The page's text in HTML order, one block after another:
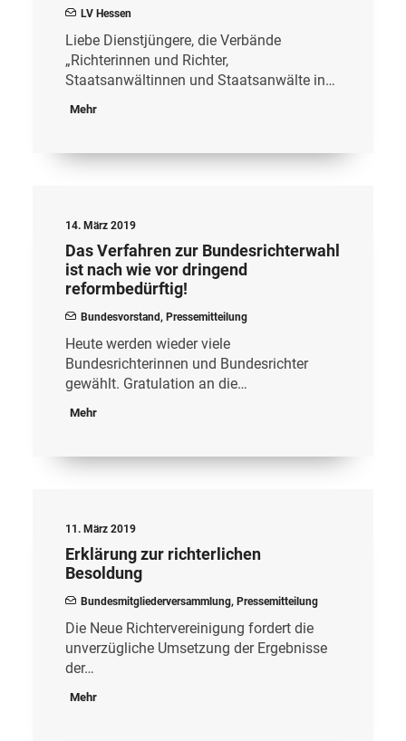
LV Hessen
Liebe Dienstjüngere, die Verbände
„Richterinnen und Richter,
Staatsanwältinnen und Staatsanwälte in…
Mehr
14. März 2019
Das Verfahren zur Bundesrichterwahl
ist nach wie vor dringend
reformbedürftig!
Bundesvorstand, Pressemitteilung
Heute werden wieder viele
Bundesrichterinnen und Bundesrichter
gewählt. Gratulation an die…
Mehr
11. März 2019
Erklärung zur richterlichen
Besoldung
Bundesmitgliederversammlung, Pressemitteilung
Die Neue Richtervereinigung fordert die
unverzügliche Umsetzung der Ergebnisse
der…
Mehr